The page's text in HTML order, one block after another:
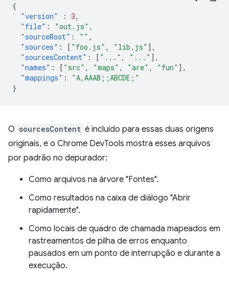
{
"version"
: 3,
"file" : "out.js" ,
"sourceRoot" : "" ,
"sources" : [ "foo.js" , "lib.js" ],
"sourcesContent" : [ "..." , "..." ],
"names" : [ "src" , "maps" , "are" , "fun" ],
"mappings" :
"A,AAAB;;ABCDE;"
}
O sourcesContent é incluído para essas duas origens
originais, e o Chrome DevTools mostra esses arquivos
por padrão no depurador:
Como arquivos na árvore "Fontes".
Como resultados na caixa de diálogo "Abrir
rapidamente".
Como locais de quadro de chamada mapeados em
rastreamentos de pilha de erros enquanto
pausados em um ponto de interrupção e durante a
execução.